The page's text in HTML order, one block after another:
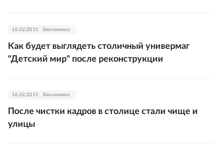
16.02.2011 Экономика
Как будет выглядеть столичный универмаг
"Детский мир" после реконструкции
16.02.2011 Экономика
После чистки кадров в столице стали чище и
улицы